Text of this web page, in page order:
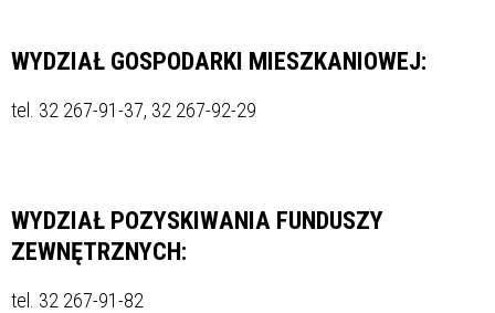
WYDZIAŁ GOSPODARKI MIESZKANIOWEJ:
tel. 32 267-91-37, 32 267-92-29
WYDZIAŁ POZYSKIWANIA FUNDUSZY
ZEWNĘTRZNYCH:
tel. 32 267-91-82